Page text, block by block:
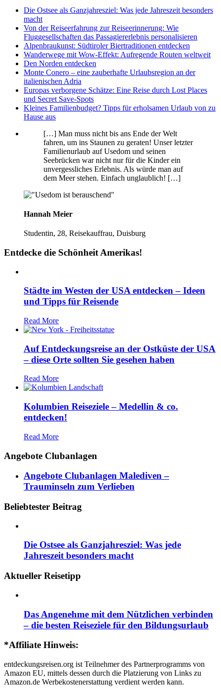
Die Ostsee als Ganzjahresziel: Was jede Jahreszeit besonders
macht
Von der Reiseerfahrung zur Reiseerinnerung: Wie
Fluggesellschaften das Passagiererlebnis personalisieren
Alpenbraukunst: Südtiroler Biertraditionen entdecken
Wanderwege mit Wow-Effekt: Aufregende Routen weltweit
Den Norden entdecken
Monte Conero – eine zauberhafte Urlaubsregion an der
italienischen Adria
Europas verborgene Schätze: Eine Reise durch Lost Places
und Secret Save-Spots
Kleines Familienbudget? Tipps für erholsamen Urlaub von zu
Hause aus
[…] Man muss nicht bis ans Ende der Welt
fahren, um ins Staunen zu geraten! Unser letzter
Familienurlaub auf Usedom und seinen
Seebrücken war nicht nur für die Kinder ein
unvergessliches Erlebnis. Als würde man auf
dem Meer stehen. Einfach unglaublich! […]
Hannah Meier
Studentin, 28, Reisekauffrau, Duisburg
Entdecke die Schönheit Amerikas!
Städte im Westen der USA entdecken – Ideen
und Tipps für Reisende
Read More
Auf Entdeckungsreise an der Ostküste der USA
– diese Orte sollten Sie gesehen haben
Read More
Kolumbien Reiseziele – Medellin & co.
entdecken!
Read More
Angebote Clubanlagen
Angebote Clubanlagen Malediven –
Trauminseln zum Verlieben
Beliebtester Beitrag
Die Ostsee als Ganzjahresziel: Was jede
Jahreszeit besonders macht
Aktueller Reisetipp
Das Angenehme mit dem Nützlichen verbinden
– die besten Reiseziele für den Bildungsurlaub
*Affiliate Hinweis:
entdeckungsreisen.org ist Teilnehmer des Partnerprogramms von
Amazon EU, mittels dessen durch die Platzierung von Links zu
Amazon.de Werbekostenerstattung verdient werden kann.